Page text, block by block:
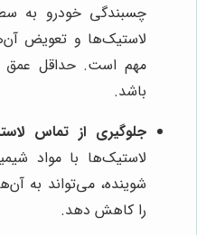
چسبندگی خودرو به
لاستیک‌ها و تعویض
باشد.
جلوگیری از تماس
لاستیک‌ها با مواد
شوینده، می‌تواند به
را کاهش دهد.